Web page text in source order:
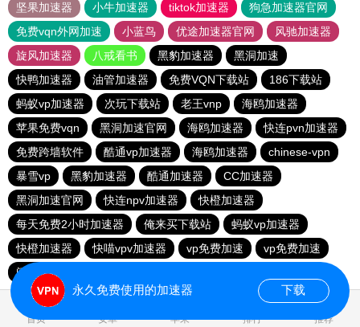
坚果加速器
小牛加速器 tiktok加速器
狗急加速器官网
免费vqn外网加速
小蓝鸟 优途加速器官网
风驰加速器
旋风加速器
八戒看书 黑豹加速器
黑洞加速
快鸭加速器
油管加速器 免费VQN下载站
186下载站
蚂蚁vp加速器
次玩下载站 老王vnp
海鸥加速器
苹果免费vqn
黑洞加速官网 海鸥加速器
快连pvn加速器
免费跨墙软件
酷通vp加速器 海鸥加速器
chinese-vpn
暴雪vp
黑豹加速器 酷通加速器
CC加速器
黑洞加速官网
快连npv加速器
快橙加速器
每天免费2小时加速器
俺来买下载站
蚂蚁vp加速器
快橙加速器
快喵vpv加速器 vp免费加速
vp免费加速
闪电猫加速器-speedcat
首页 安卓 苹果 排行 推荐
永久免费使用的加速器 下载
0.199676s